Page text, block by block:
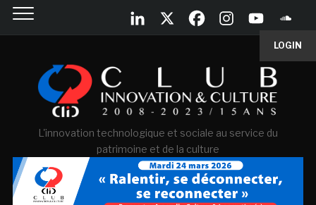
LOGIN
L'innovation technologique et sociale au service du
patrimoine et de la culture